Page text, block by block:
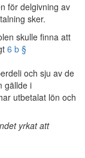
för delgivning av
sker.
skulle finna att
6 b §
och sju av de
gällde i
utbetalat lön och
yrkat att